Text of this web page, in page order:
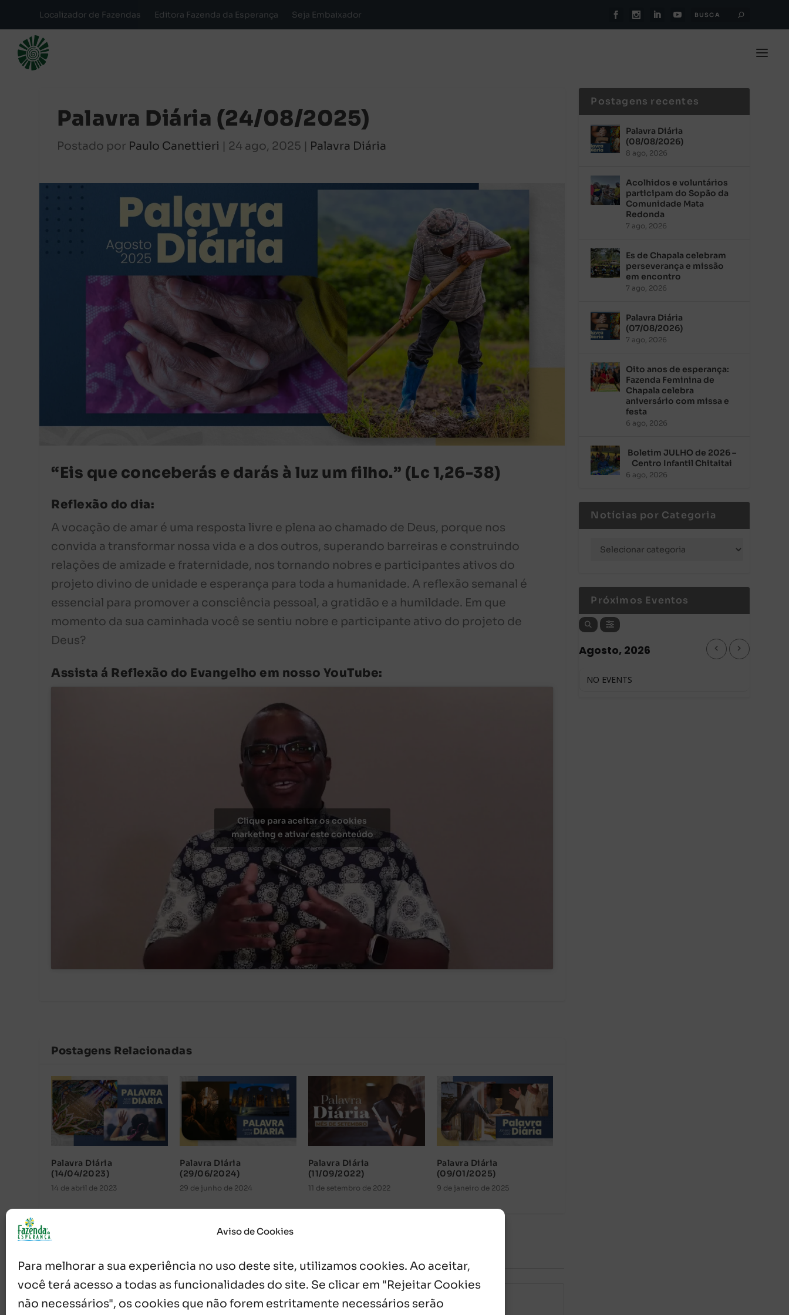
Aviso de Cookies
Para melhorar a sua experiência no uso deste site, utilizamos cookies. Ao aceitar,
você terá acesso a todas as funcionalidades do site. Se clicar em "Rejeitar Cookies
não necessários", os cookies que não forem estritamente necessários serão
Localizador de Fazendas Editora Fazenda da Esperança Seja Embaixador
Palavra Diária (24/08/2025)
Postado por Paulo Canettieri | 24 ago, 2025 | Palavra Diária
“Eis que conceberás e darás à luz um filho.” (Lc 1,26-38)
Reflexão do dia:
A vocação de amar é uma resposta livre e plena ao chamado de Deus, porque nos
convida a transformar nossa vida e a dos outros, superando barreiras e construindo
relações de amizade e fraternidade, nos tornando nobres e participantes ativos do
projeto divino de unidade e esperança para toda a humanidade. A reflexão semanal é
essencial para promover a consciência pessoal, a gratidão e a humildade. Em que
momento da sua caminhada você se sentiu nobre e participante ativo do projeto de
Deus?
Assista á Reflexão do Evangelho em nosso YouTube:
Clique para aceitar os cookies
marketing e ativar este conteúdo
Postagens Relacionadas
Palavra Diária
(14/04/2023)
14 de abril de 2023
Palavra Diária
(29/06/2024)
29 de junho de 2024
Palavra Diária
(11/09/2022)
11 de setembro de 2022
Palavra Diária
(09/01/2025)
9 de janeiro de 2025
Postagens recentes
Palavra Diária
(08/08/2026)
8 ago, 2026
Acolhidos e voluntários
participam do Sopão da
Comunidade Mata
Redonda
7 ago, 2026
Es de Chapala celebram
perseverança e missão
em encontro
7 ago, 2026
Palavra Diária
(07/08/2026)
7 ago, 2026
Oito anos de esperança:
Fazenda Feminina de
Chapala celebra
aniversário com missa e
festa
6 ago, 2026
Boletim JULHO de 2026 –
Centro Infantil Chitaitai
6 ago, 2026
Notícias por Categoria
Próximos Eventos
Agosto, 2026
NO EVENTS